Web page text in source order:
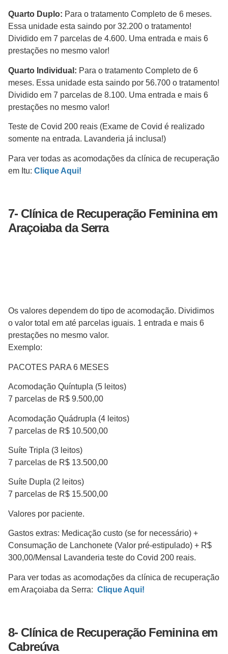
Quarto Duplo: Para o tratamento Completo de 6 meses.
Essa unidade esta saindo por 32.200 o tratamento!
Dividido em 7 parcelas de 4.600. Uma entrada e mais 6
prestações no mesmo valor!
Quarto Individual: Para o tratamento Completo de 6
meses. Essa unidade esta saindo por 56.700 o tratamento!
Dividido em 7 parcelas de 8.100. Uma entrada e mais 6
prestações no mesmo valor!
Teste de Covid 200 reais (Exame de Covid é realizado
somente na entrada. Lavanderia já inclusa!)
Para ver todas as acomodações da clínica de recuperação
em Itu: Clique Aqui!
7- Clínica de Recuperação Femininaem
Araçoiaba da Serra
Os valores dependem do tipo de acomodação. Dividimos
o valor total em até parcelas iguais. 1 entrada e mais 6
prestações no mesmo valor.
Exemplo:
PACOTES PARA 6 MESES
Acomodação Quíntupla (5 leitos)
7 parcelas de R$ 9.500,00
Acomodação Quádrupla (4 leitos)
7 parcelas de R$ 10.500,00
Suíte Tripla (3 leitos)
7 parcelas de R$ 13.500,00
Suíte Dupla (2 leitos)
7 parcelas de R$ 15.500,00
Valores por paciente.
Gastos extras: Medicação custo (se for necessário) +
Consumação de Lanchonete (Valor pré-estipulado) + R$
300,00/Mensal Lavanderia teste do Covid 200 reais.
Para ver todas as acomodações da clínica de recuperação
em Araçoiaba da Serra: Clique Aqui!
8- Clínica de Recuperação Femininaem
Cabreúva